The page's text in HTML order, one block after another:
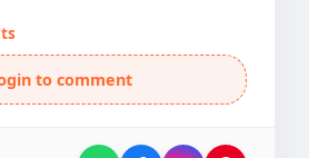
to comment